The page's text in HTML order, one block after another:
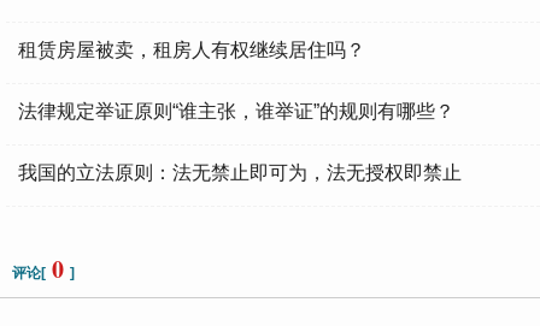
租赁房屋被卖，租房人有权继续居住吗？
法律规定举证原则“谁主张，谁举证”的规则有哪些？
我国的立法原则：法无禁止即可为，法无授权即禁止
评论[ 0 ]